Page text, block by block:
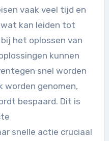
vaak veel tijd en
kan leiden tot
het oplossen van
kunnen
snel worden
worden genomen,
bespaard. Dit is
snelle actie cruciaal